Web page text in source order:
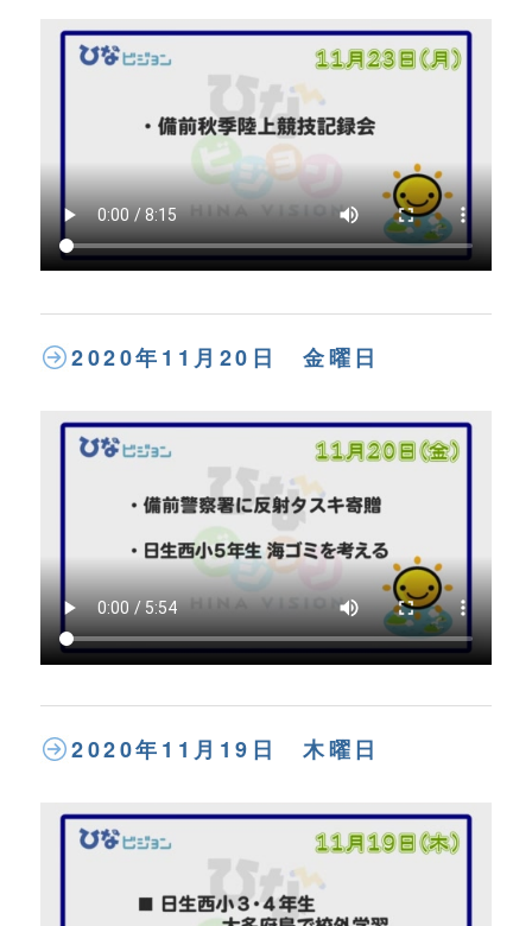
2020年11月20日 金曜日
2020年11月19日 木曜日